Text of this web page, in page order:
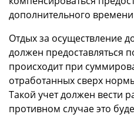
дополнительного
Отдых за осуществление
должен предоставляться
происходит при
отработанных сверх
Такой учет должен вести
противном случае это